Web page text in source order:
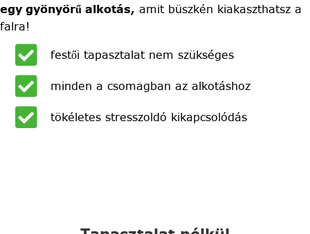
egy gyönyörű alkotás, amit büszkén kiakaszthatsz a
falra!
festői tapasztalat nem szükséges
minden a csomagban az alkotáshoz
tökéletes stresszoldó kikapcsolódás